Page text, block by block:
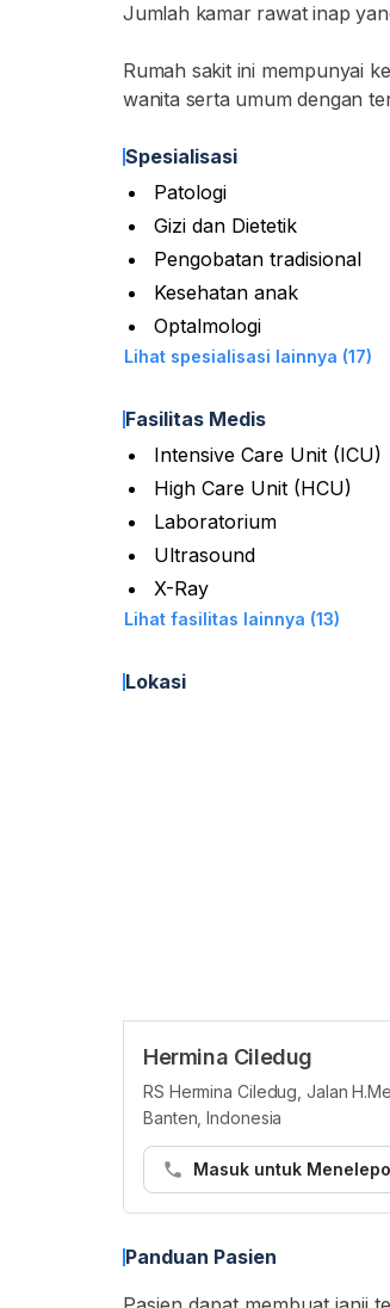
Jumlah kamar rawat inap
Rumah sakit ini mempunyai
wanita serta umum dengan
Spesialisasi
Patologi
Gizi dan Dietetik
Pengobatan tradisional
Kesehatan anak
Optalmologi
Lihat spesialisasi lainnya (17)
Fasilitas Medis
Intensive Care Unit (ICU)
High Care Unit (HCU)
Laboratorium
Ultrasound
X-Ray
Lihat fasilitas lainnya (13)
Lokasi
Hermina Ciledug
RS Hermina Ciledug, Jalan
Banten, Indonesia
Masuk untuk
Panduan Pasien